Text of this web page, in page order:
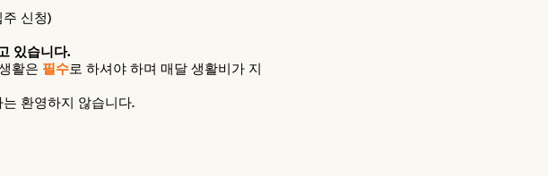
신청)
있습니다.
활은 필수로 하셔야 하며 매달 생활비가 지
환영하지 않습니다.